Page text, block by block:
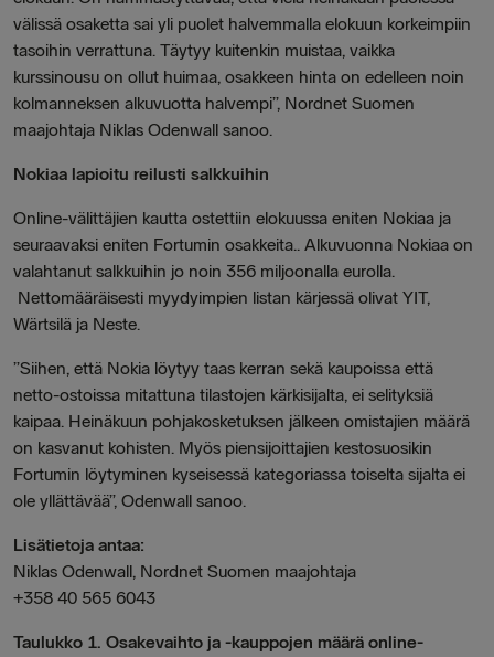
välissä osaketta sai yli puolet halvemmalla elokuun korkeimpiin
tasoihin verrattuna. Täytyy kuitenkin muistaa, vaikka
kurssinousu on ollut huimaa, osakkeen hinta on edelleen noin
kolmanneksen alkuvuotta halvempi”, Nordnet Suomen
maajohtaja Niklas Odenwall sanoo.
Nokiaa lapioitu reilusti salkkuihin
Online-välittäjien kautta ostettiin elokuussa eniten Nokiaa ja
seuraavaksi eniten Fortumin osakkeita.. Alkuvuonna Nokiaa on
valahtanut salkkuihin jo noin 356 miljoonalla eurolla.
Nettomääräisesti myydyimpien listan kärjessä olivat YIT,
Wärtsilä ja Neste.
”Siihen, että Nokia löytyy taas kerran sekä kaupoissa että
netto-ostoissa mitattuna tilastojen kärkisijalta, ei selityksiä
kaipaa. Heinäkuun pohjakosketuksen jälkeen omistajien määrä
on kasvanut kohisten. Myös piensijoittajien kestosuosikin
Fortumin löytyminen kyseisessä kategoriassa toiselta sijalta ei
ole yllättävää”, Odenwall sanoo.
Lisätietoja antaa:
Niklas Odenwall, Nordnet Suomen maajohtaja
+358 40 565 6043
Taulukko 1. Osakevaihto ja -kauppojen määrä online-